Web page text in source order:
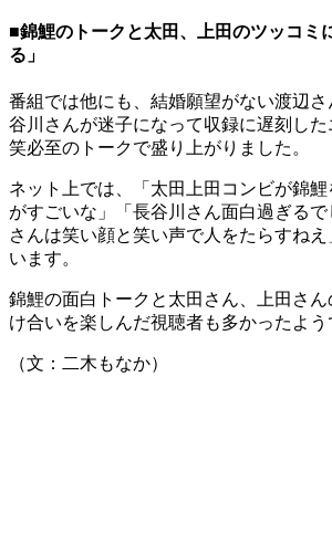
■錦鯉のトークと太田、上田のツッコミ
る」
番組では他にも、結婚願望がない渡辺
谷川さんが迷子になって収録に遅刻し
笑必至のトークで盛り上がりました。
ネット上では、「太田上田コンビが錦鯉
がすごいな」「長谷川さん面白過ぎるで
さんは笑い顔と笑い声で人をたらすね
います。
錦鯉の面白トークと太田さん、上田さ
け合いを楽しんだ視聴者も多かったよう
（文：二木もなか）